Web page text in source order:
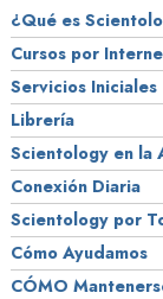
¿Qué es
Cursos por
Servicios Iniciales
Librería
Scientology en la
Conexión Diaria
Scientology por
Cómo Ayudamos
CÓMO